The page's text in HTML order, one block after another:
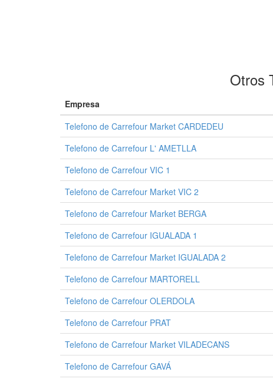
Otros
Empresa
Telefono de Carrefour Market CARDEDEU
Telefono de Carrefour L' AMETLLA
Telefono de Carrefour VIC 1
Telefono de Carrefour Market VIC 2
Telefono de Carrefour Market BERGA
Telefono de Carrefour IGUALADA 1
Telefono de Carrefour Market IGUALADA 2
Telefono de Carrefour MARTORELL
Telefono de Carrefour OLERDOLA
Telefono de Carrefour PRAT
Telefono de Carrefour Market VILADECANS
Telefono de Carrefour GAVÁ